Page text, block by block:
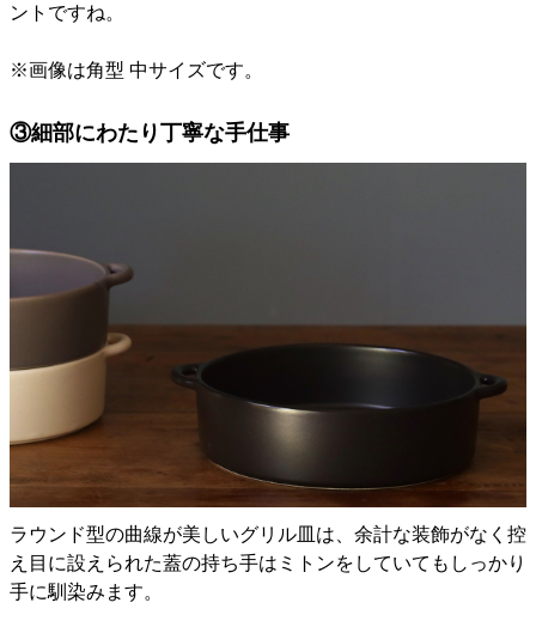
ントですね。
※画像は角型 中サイズです。
③細部にわたり丁寧な手仕事
ラウンド型の曲線が美しいグリル皿は、余計な装飾がなく控
え目に設えられた蓋の持ち手はミトンをしていてもしっかり
手に馴染みます。